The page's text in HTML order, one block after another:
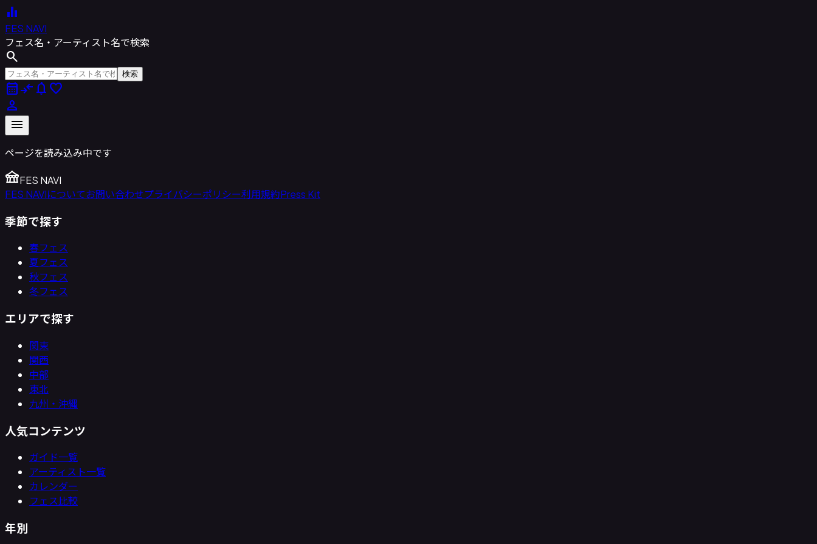
equalizer
FES NAVI
フェス名・アーティスト名で検索
search
検索
calendar_monthcompare_arrows notifications favorite
person
menu
ページを読み込み中です
festivalFES NAVI
FES NAVIについてお問い合わせプライバシーポリシー利用規約Press Kit
季節で探す
春フェス
夏フェス
秋フェス
冬フェス
エリアで探す
関東
関西
中部
東北
九州・沖縄
人気コンテンツ
ガイド一覧
アーティスト一覧
カレンダー
フェス比較
年別